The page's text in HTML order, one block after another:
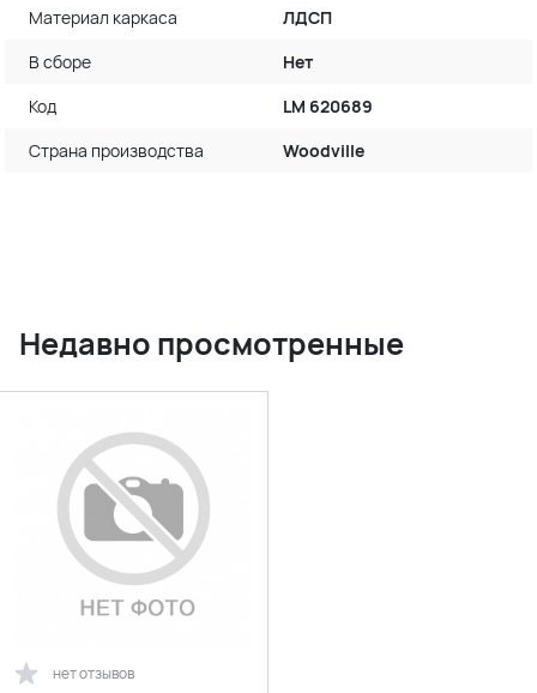
Материал каркаса
ЛДСП
В сборе
Нет
Код
LM 620689
Страна производства
Woodville
Недавно просмотренные
нет отзывов